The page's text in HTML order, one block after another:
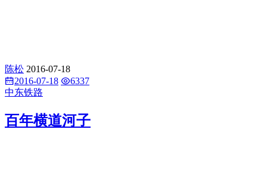
陈松 2016-07-18
2016-07-18
6337
中东铁路
百年横道河子